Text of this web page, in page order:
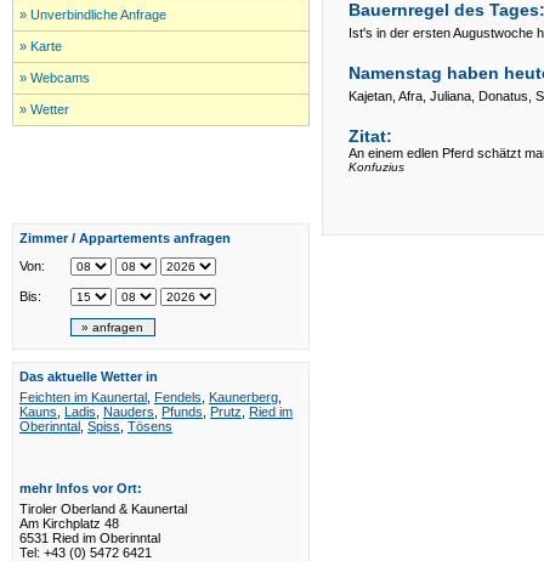
» Unverbindliche Anfrage
» Karte
» Webcams
» Wetter
Zimmer / Appartements anfragen
Von:
Bis:
Das aktuelle Wetter in
Feichten im Kaunertal Fendels Kaunerberg
Kauns Ladis Nauders Pfunds Prutz Ried im
Oberinntal Spiss Tösens
mehr Infos vor Ort:
Tiroler Oberland & Kaunertal
Am Kirchplatz 48
6531 Ried im Oberinntal
Tel: +43 (0) 5472 6421
Bauernregel des
Ist's in der ersten Augustwoche
Namenstag haben
Kajetan, Afra, Juliana, Donatus,
Zitat:
An einem edlen Pferd schätzt
Konfuzius